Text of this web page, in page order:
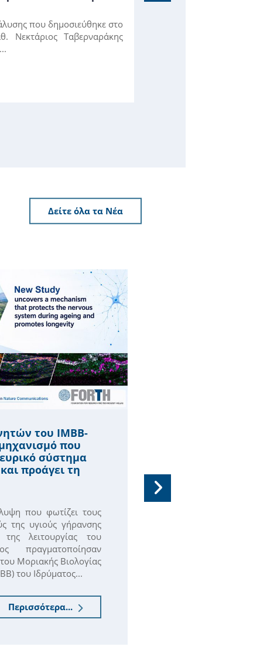
που δημοσιεύθηκε στο
Νεκτάριος Ταβερναράκης
Δείτε όλα τα Νέα
του ΙΜΒΒ-
που
σύστημα
προάγει τη
που φωτίζει τους
της υγιούς γήρανσης
λειτουργίας του
πραγματοποίησαν
Μοριακής Βιολογίας
του Ιδρύματος...
Περισσότερα...